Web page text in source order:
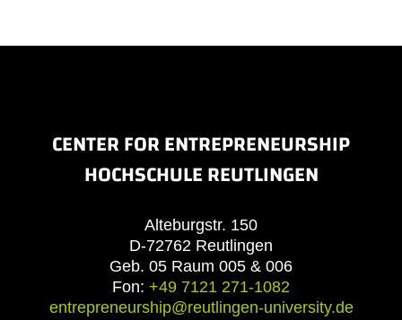
CENTER FOR ENTREPRENEURSHIP
HOCHSCHULE REUTLINGEN
Alteburgstr. 150
D-72762 Reutlingen
Geb. 05 Raum 005 & 006
Fon: +49 7121 271-1082
entrepreneurship@reutlingen-university.de